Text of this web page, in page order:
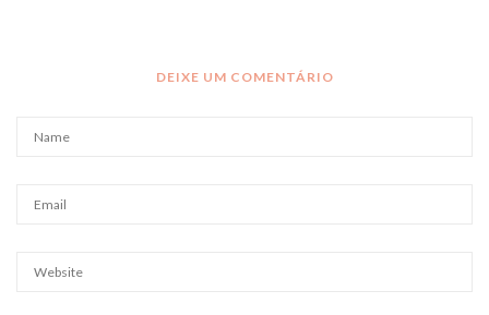
DEIXE UM COMENTÁRIO